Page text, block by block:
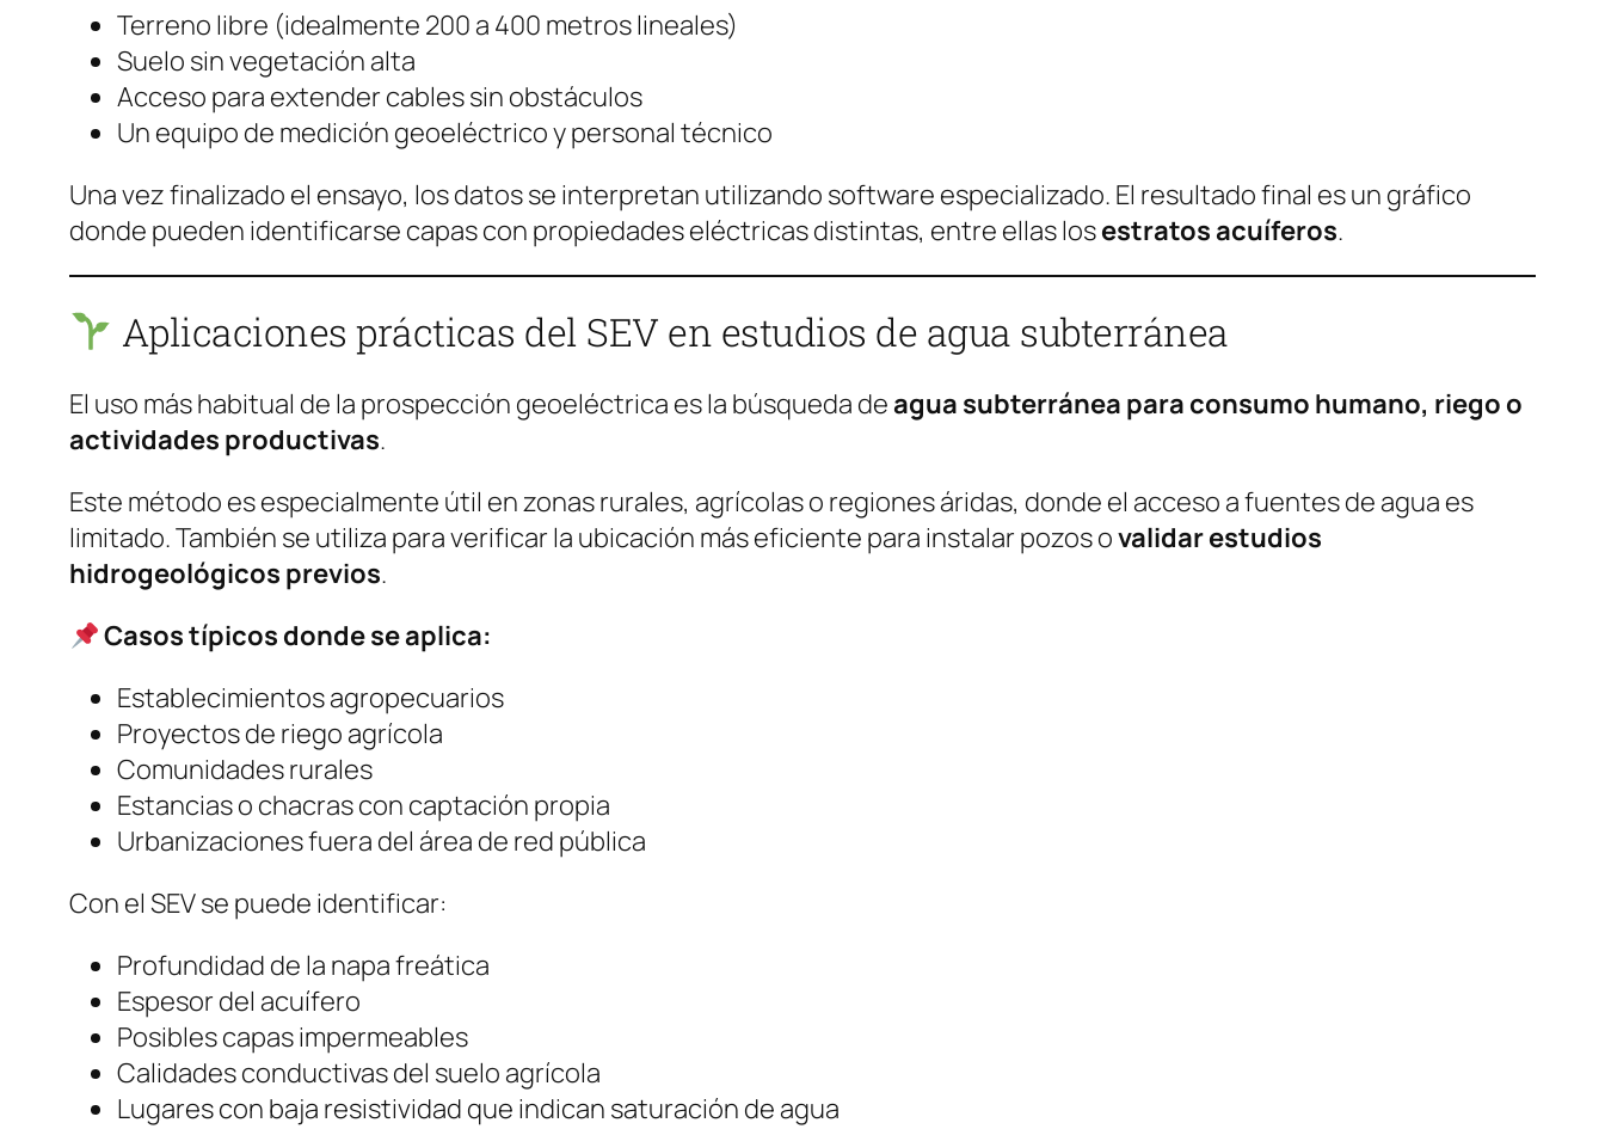
Terreno libre (idealmente 200 a 400 metros lineales)
Suelo sin vegetación alta
Acceso para extender cables sin obstáculos
Un equipo de medición geoeléctrico y personal técnico
Una vez finalizado el ensayo, los datos se interpretan utilizando software especializado. El resultado final es un gráfico
donde pueden identificarse capas con propiedades eléctricas distintas, entre ellas losestratos acuíferos.
Aplicaciones prácticas del SEV en estudios de agua subterránea
El uso más habitual de la prospección geoeléctrica es la búsqueda deagua subterránea para consumo humano, riego o
actividades productivas.
Este método es especialmente útil en zonas rurales, agrícolas o regiones áridas, donde el acceso a fuentes de agua es
limitado. También se utiliza para verificar la ubicación más eficiente para instalar pozos ovalidar estudios
hidrogeológicos previos.
Casos típicos donde se aplica:
Establecimientos agropecuarios
Proyectos de riego agrícola
Comunidades rurales
Estancias o chacras con captación propia
Urbanizaciones fuera del área de red pública
Con el SEV se puede identificar:
Profundidad de la napa freática
Espesor del acuífero
Posibles capas impermeables
Calidades conductivas del suelo agrícola
Lugares con baja resistividad que indican saturación de agua